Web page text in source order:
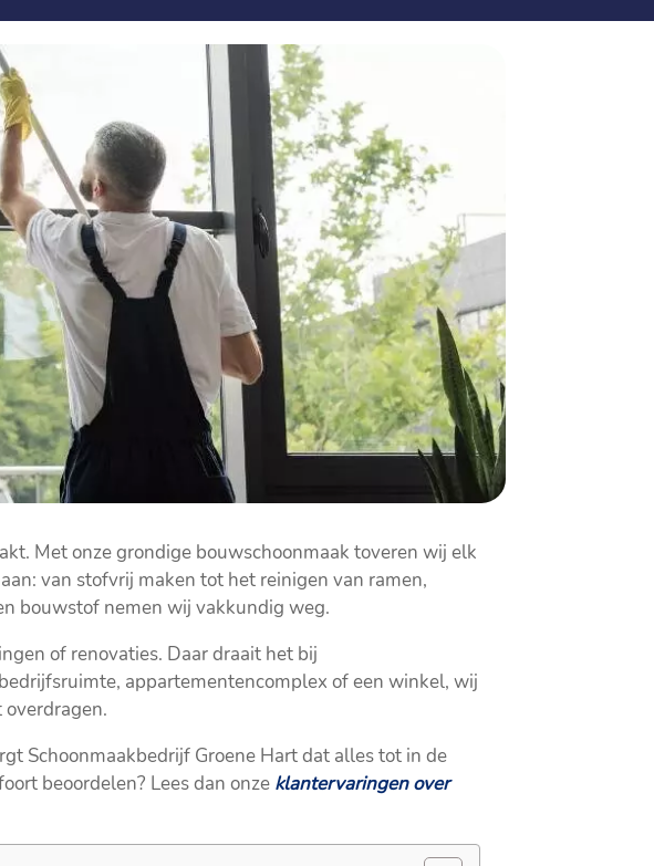
Met onze grondige bouwschoonmaak toveren wij elk
van stofvrij maken tot het reinigen van ramen,
bouwstof nemen wij vakkundig weg.
of renovaties. Daar draait het bij
appartementencomplex of een winkel, wij
Schoonmaakbedrijf Groene Hart dat alles tot in de
beoordelen? Lees dan onze klantervaringen over